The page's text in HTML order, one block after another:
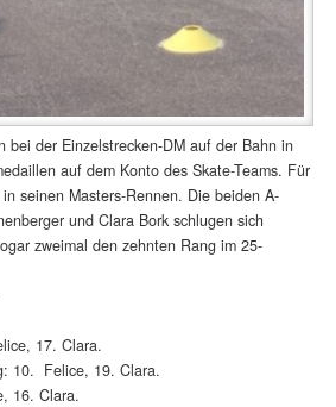
bei der Einzelstrecken-DM auf der Bahn in
auf dem Konto des Skate-Teams. Für
seinen Masters-Rennen. Die beiden A-
und Clara Bork schlugen sich
zweimal den zehnten Rang im 25-
17. Clara.
10. Felice, 19. Clara.
16. Clara.